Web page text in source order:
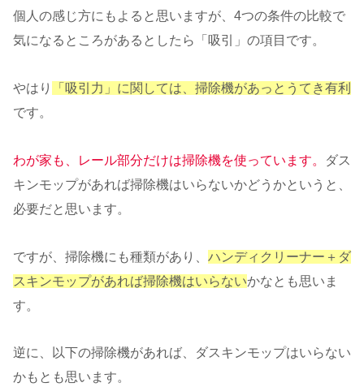
個人の感じ方にもよると思いますが、4つの条件の比較で
気になるところがあるとしたら「吸引」の項目です。
やはり
「吸引力」に関しては、掃除機があっとうてき有利
です。
わが家も、レール部分だけは掃除機を使っています。
ダス
キンモップがあれば掃除機はいらないかどうかというと、
必要だと思います。
ですが、掃除機にも種類があり、 ハンディクリーナー＋ダ
スキンモップがあれば掃除機はいらないかなとも思いま
す。
逆に、以下の掃除機があれば、ダスキンモップはいらない
かもとも思います。